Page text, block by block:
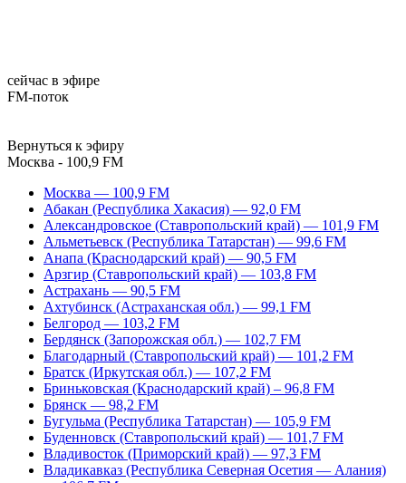
сейчас в эфире
FM-поток
Вернуться к эфиру
Москва - 100,9 FM
Москва — 100,9 FM
Абакан (Республика Хакасия) — 92,0 FM
Александровское (Ставропольский край) — 101,9 FM
Альметьевск (Республика Татарстан) — 99,6 FM
Анапа (Краснодарский край) — 90,5 FM
Арзгир (Ставропольский край) — 103,8 FM
Астрахань — 90,5 FM
Ахтубинск (Астраханская обл.) — 99,1 FM
Белгород — 103,2 FM
Бердянск (Запорожская обл.) — 102,7 FM
Благодарный (Ставропольский край) — 101,2 FM
Братск (Иркутская обл.) — 107,2 FM
Бриньковская (Краснодарский край) – 96,8 FM
Брянск — 98,2 FM
Бугульма (Республика Татарстан) — 105,9 FM
Буденновск (Ставропольский край) — 101,7 FM
Владивосток (Приморский край) — 97,3 FM
Владикавказ (Республика Северная Осетия — Алания)